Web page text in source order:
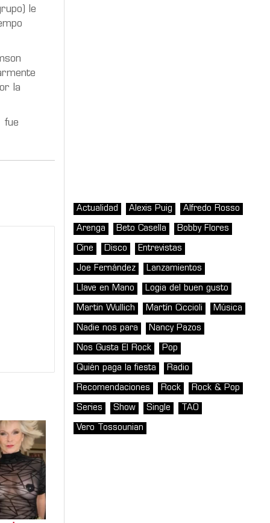
le
la
fue
Actualidad Alexis Puig Alfredo Rosso
Arenga Beto Casella Bobby Flores
Cine Disco Entrevistas
Joe Fernández Lanzamientos
Llave en Mano Logia del buen gusto
Martin Wullich Martín Ciccioli Música
Nadie nos para Nancy Pazos
Nos Gusta El Rock Pop
Quién paga la fiesta Radio
Recomendaciones Rock Rock & Pop
Series Show Single TAO
Vero Tossounian